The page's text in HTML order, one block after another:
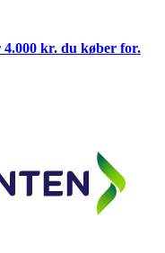
kr. du køber for.